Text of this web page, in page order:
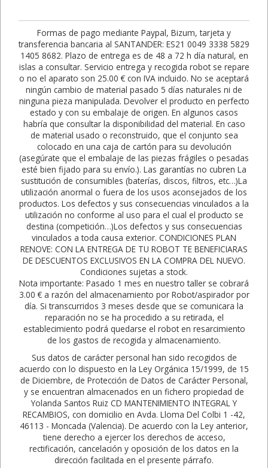
Formas de pago mediante Paypal, Bizum, tarjeta y
transferencia bancaria al SANTANDER: ES21 0049 3338 5829
1405 8682. Plazo de entrega es de 48 a 72 h día natural, en
islas a consultar. Servicio entrega y recogida robot se repare
o no el aparato son 25.00 € con IVA incluido. No se aceptará
ningún cambio de material pasado 5 días naturales ni de
ninguna pieza manipulada. Devolver el producto en perfecto
estado y con su embalaje de origen. En algunos casos
habría que consultar la disponibilidad del material. En caso
de material usado o reconstruido, que el conjunto sea
colocado en una caja de cartón para su devolución
(asegúrate que el embalaje de las piezas frágiles o pesadas
esté bien fijado para su envío.). Las garantías no cubren La
sustitución de consumibles (baterías, discos, filtros, etc…)La
utilización anormal o fuera de los usos aconsejados de los
productos. Los defectos y sus consecuencias vinculados a la
utilización no conforme al uso para el cual el producto se
destina (competición…)Los defectos y sus consecuencias
vinculados a toda causa exterior. CONDICIONES PLAN
RENOVE: CON LA ENTREGA DE TU ROBOT TE BENEFICIARAS
DE DESCUENTOS EXCLUSIVOS EN LA COMPRA DEL NUEVO.
Condiciones sujetas a stock.
Nota importante: Pasado 1 mes en nuestro taller se cobrará
3.00 € a razón del almacenamiento por Robot/aspirador por
día. Si transcurridos 3 meses desde que se comunicara la
reparación no se ha procedido a su retirada, el
establecimiento podrá quedarse el robot en resarcimiento
de los gastos de recogida y almacenamiento.
Sus datos de carácter personal han sido recogidos de
acuerdo con lo dispuesto en la Ley Orgánica 15/1999, de 15
de Diciembre, de Protección de Datos de Carácter Personal,
y se encuentran almacenados en un fichero propiedad de
Yolanda Santos Ruiz CD MANTENIMIENTO INTEGRAL Y
RECAMBIOS, con domicilio en Avda. Lloma Del Colbi 1 -42,
46113 - Moncada (Valencia). De acuerdo con la Ley anterior,
tiene derecho a ejercer los derechos de acceso,
rectificación, cancelación y oposición de los datos en la
dirección facilitada en el presente párrafo.